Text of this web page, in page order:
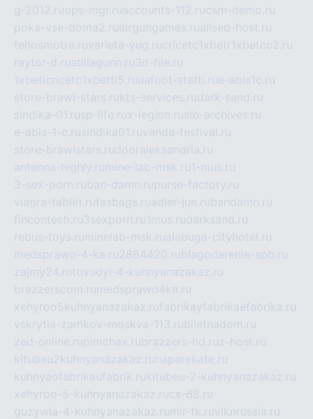
g-2012.ruops-mgr.ruaccounts-112.rucsm-demo.ru
poka-vse-doma2.ruairgungames.ruallseo-host.ru
tehosmotre.ruvarieta-yug.rucricetc1xbetr1xbetcc2.ru
raytor-d.ruatillagunn.ru3d-file.ru
1xbeticricetc1xbetti5.ruuafoot-statti.rue-abis1c.ru
store-brawl-stars.rukts-services.rudark-sand.ru
sindika-01.rusp-life.rux-legion.rusib-archives.ru
e-abis-1-c.rusindika01.ruvenda-festival.ru
store-brawlstars.rudooraleksandria.ru
antenna-highly.ru mine-lab-msk.ru1-mus.ru
3-sex-porn.ruban-damn.rupurse-factory.ru
viagra-tablet.rufasbags.ruadler-jun.rubandamn.ru
fincontech.ru3sexporn.ru1mus.rudarksand.ru
rebus-toys.ru minelab-msk.rualabuga-cityhotel.ru
medsprawo-4-ka.ru2864420.rublagodarenie-spb.ru
zajmy24.rutovudyi-4-kuhnyanazakaz.ru
brazzerscom.ru medsprawo4ka.ru
xehyroo5kuhnyanazakaz.rufabrikayfabrikaefabrika.ru
vskrytie-zamkov-moskva-113.rubiletnadom.ru
zed-online.rupimchax.rubrazzers-hd.ruz-host.ru
kitubeu2kuhnyanazakaz.ru naperekate.ru
kuhnyaofabrikaufabrik.rukitubeu-2-kuhnyanazakaz.ru
xehyroo-5-kuhnyanazakaz.rucs-68.ru
guzywia-4-kuhnyanazakaz.ru mir-tk.ruvlknrussia.ru